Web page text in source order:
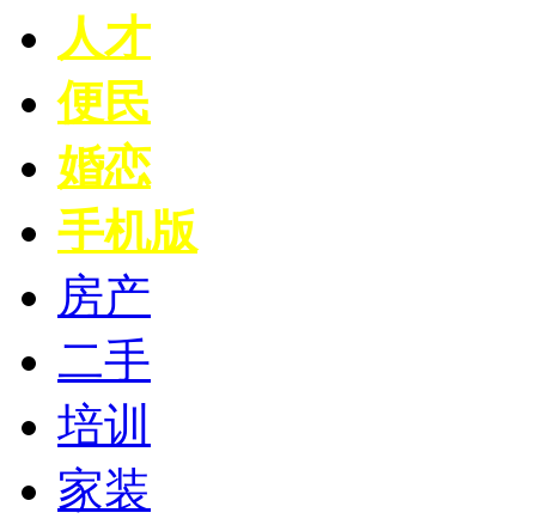
人才
便民
婚恋
手机版
房产
二手
培训
家装